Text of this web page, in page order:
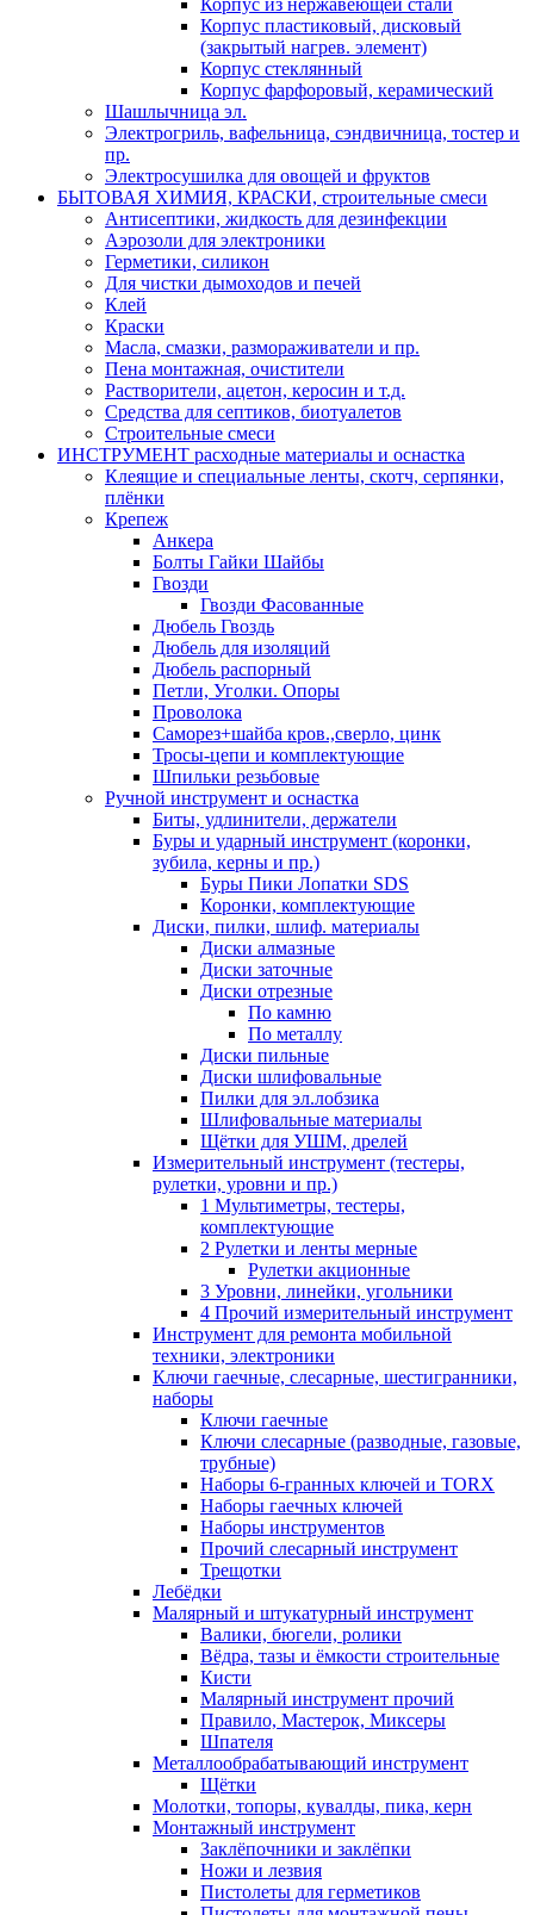
Корпус из нержавеющей стали
Корпус пластиковый, дисковый
(закрытый нагрев. элемент)
Корпус стеклянный
Корпус фарфоровый, керамический
Шашлычница эл.
Электрогриль, вафельница, сэндвичница, тостер и
пр.
Электросушилка для овощей и фруктов
БЫТОВАЯ ХИМИЯ, КРАСКИ, строительные смеси
Антисептики, жидкость для дезинфекции
Аэрозоли для электроники
Герметики, силикон
Для чистки дымоходов и печей
Клей
Краски
Масла, смазки, размораживатели и пр.
Пена монтажная, очистители
Растворители, ацетон, керосин и т.д.
Средства для септиков, биотуалетов
Строительные смеси
ИНСТРУМЕНТ расходные материалы и оснастка
Клеящие и специальные ленты, скотч, серпянки,
плёнки
Крепеж
Анкера
Болты Гайки Шайбы
Гвозди
Гвозди Фасованные
Дюбель Гвоздь
Дюбель для изоляций
Дюбель распорный
Петли, Уголки. Опоры
Проволока
Саморез+шайба кров.,сверло, цинк
Тросы-цепи и комплектующие
Шпильки резьбовые
Ручной инструмент и оснастка
Биты, удлинители, держатели
Буры и ударный инструмент (коронки,
зубила, керны и пр.)
Буры Пики Лопатки SDS
Коронки, комплектующие
Диски, пилки, шлиф. материалы
Диски алмазные
Диски заточные
Диски отрезные
По камню
По металлу
Диски пильные
Диски шлифовальные
Пилки для эл.лобзика
Шлифовальные материалы
Щётки для УШМ, дрелей
Измерительный инструмент (тестеры,
рулетки, уровни и пр.)
1 Мультиметры, тестеры,
комплектующие
2 Рулетки и ленты мерные
Рулетки акционные
3 Уровни, линейки, угольники
4 Прочий измерительный инструмент
Инструмент для ремонта мобильной
техники, электроники
Ключи гаечные, слесарные, шестигранники,
наборы
Ключи гаечные
Ключи слесарные (разводные, газовые,
трубные)
Наборы 6-гранных ключей и TORX
Наборы гаечных ключей
Наборы инструментов
Прочий слесарный инструмент
Трещотки
Лебёдки
Малярный и штукатурный инструмент
Валики, бюгели, ролики
Вёдра, тазы и ёмкости строительные
Кисти
Малярный инструмент прочий
Правило, Мастерок, Миксеры
Шпателя
Металлообрабатывающий инструмент
Щётки
Молотки, топоры, кувалды, пика, керн
Монтажный инструмент
Заклёпочники и заклёпки
Ножи и лезвия
Пистолеты для герметиков